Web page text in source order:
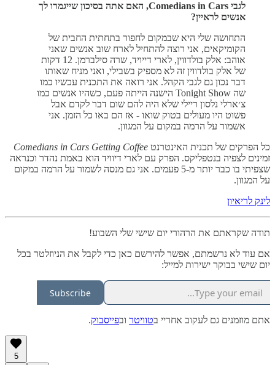
לגבי Comedians in Cars, האם אתה בסיכון שייגמרו לך
אנשים לראיין?
התחושה שלי היא שבמקום לחפור בתחתית החבית של
הקומיקאים, אני רוצה להתחיל לארח שוב אנשים שאני
אוהב: אלק בולדווין, לארי דייויד, שרה סילברמן. 12 דקות
של אלק בולדווין זה לא מספיק בשבילי, ואני מניח שאותו
דבר נכון גם לגבי הקהל. אני רואה את התכנית עכשיו כמו
שה Tonight Show הישנה הייתה פעם, כשהיו אנשים כמו
צ׳ארלי נלסון ריילי שלא היה להם שום דבר לקדם אבל
פשוט היו מעולים בטוק שואו - אז הם באו כל הזמן. אני
אשמור על הרמה במקום על המגוון.
כל הפרקים של תכנית האינטרנט Comedians in Cars Getting Coffee
זמינים לצפיה בנטפליקס. הפרק עם לארי דיוויד הוא באמת נהדר וכנראה
שצפיתי בו כבר יותר מ-5 פעמים. אני גם מנסה לשמור על הרמה במקום
על המגוון.
לינק לריאיון
תודה שקראתם את הרהורי יום שישי שלי השבוע!
אם עוד לא נרשמתם, אפשר להירשם כאן כדי לקבל את הניוזלטר בכל
יום שישי בבוקר ישירות למייל:
Subscribe
אתם מוזמנים גם לעקוב אחריי בטוויטר ובפייסבוק.
5